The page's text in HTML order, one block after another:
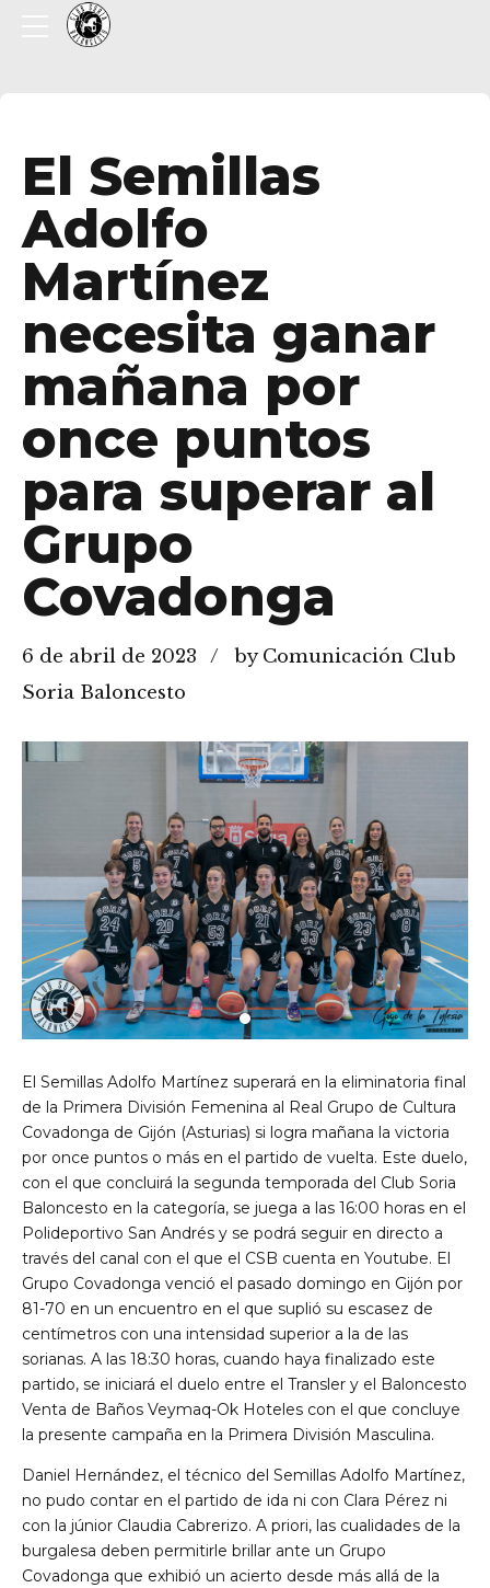
El Semillas
Adolfo
Martínez
necesita ganar
mañana por
once puntos
para superar al
Grupo
Covadonga
6 de abril de 2023
by Comunicación Club
Soria Baloncesto
El Semillas Adolfo Martínez superará en la eliminatoria final
de la Primera División Femenina al Real Grupo de Cultura
Covadonga de Gijón (Asturias) si logra mañana la victoria
por once puntos o más en el partido de vuelta. Este duelo,
con el que concluirá la segunda temporada del Club Soria
Baloncesto en la categoría, se juega a las 16:00 horas en el
Polideportivo San Andrés y se podrá seguir en directo a
través del canal con el que el CSB cuenta en Youtube. El
Grupo Covadonga venció el pasado domingo en Gijón por
81-70 en un encuentro en el que suplió su escasez de
centímetros con una intensidad superior a la de las
sorianas. A las 18:30 horas, cuando haya finalizado este
partido, se iniciará el duelo entre el Transler y el Baloncesto
Venta de Baños Veymaq-Ok Hoteles con el que concluye
la presente campaña en la Primera División Masculina.
Daniel Hernández, el técnico del Semillas Adolfo Martínez,
no pudo contar en el partido de ida ni con Clara Pérez ni
con la júnior Claudia Cabrerizo. A priori, las cualidades de la
burgalesa deben permitirle brillar ante un Grupo
Covadonga que exhibió un acierto desde más allá de la